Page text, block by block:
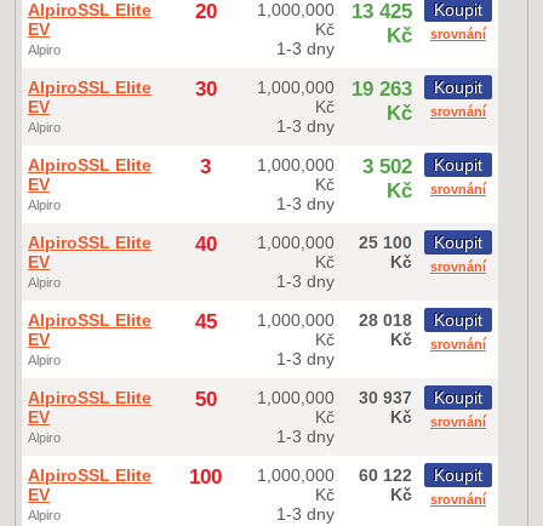
AlpiroSSL Elite
EV
Alpiro
20
1,000,000
Kč
1-3 dny
13 425
Kč
Koupit
srovnání
AlpiroSSL Elite
EV
Alpiro
30
1,000,000
Kč
1-3 dny
19 263
Kč
Koupit
srovnání
AlpiroSSL Elite
EV
Alpiro
3
1,000,000
Kč
1-3 dny
3 502
Kč
Koupit
srovnání
AlpiroSSL Elite
EV
Alpiro
40
1,000,000
Kč
1-3 dny
25 100
Kč
Koupit
srovnání
AlpiroSSL Elite
EV
Alpiro
45
1,000,000
Kč
1-3 dny
28 018
Kč
Koupit
srovnání
AlpiroSSL Elite
EV
Alpiro
50
1,000,000
Kč
1-3 dny
30 937
Kč
Koupit
srovnání
AlpiroSSL Elite
EV
Alpiro
100
1,000,000
Kč
1-3 dny
60 122
Kč
Koupit
srovnání